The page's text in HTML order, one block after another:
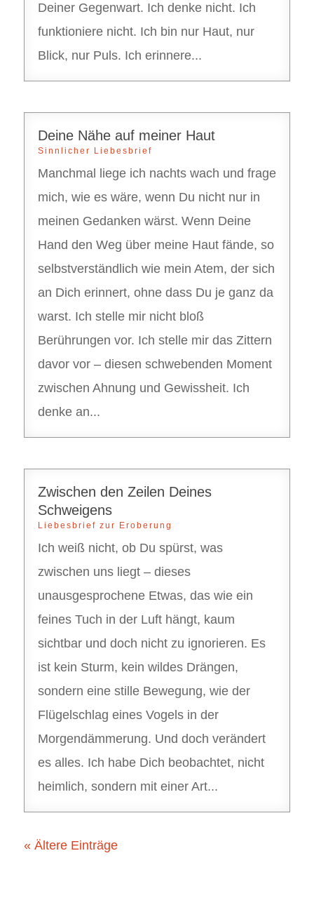
Deiner Gegenwart. Ich denke nicht. Ich
funktioniere nicht. Ich bin nur Haut, nur
Blick, nur Puls. Ich erinnere...
Deine Nähe auf meiner Haut
Sinnlicher Liebesbrief
Manchmal liege ich nachts wach und frage
mich, wie es wäre, wenn Du nicht nur in
meinen Gedanken wärst. Wenn Deine
Hand den Weg über meine Haut fände, so
selbstverständlich wie mein Atem, der sich
an Dich erinnert, ohne dass Du je ganz da
warst. Ich stelle mir nicht bloß
Berührungen vor. Ich stelle mir das Zittern
davor vor – diesen schwebenden Moment
zwischen Ahnung und Gewissheit. Ich
denke an...
Zwischen den Zeilen Deines
Schweigens
Liebesbrief zur Eroberung
Ich weiß nicht, ob Du spürst, was
zwischen uns liegt – dieses
unausgesprochene Etwas, das wie ein
feines Tuch in der Luft hängt, kaum
sichtbar und doch nicht zu ignorieren. Es
ist kein Sturm, kein wildes Drängen,
sondern eine stille Bewegung, wie der
Flügelschlag eines Vogels in der
Morgendämmerung. Und doch verändert
es alles. Ich habe Dich beobachtet, nicht
heimlich, sondern mit einer Art...
« Ältere Einträge